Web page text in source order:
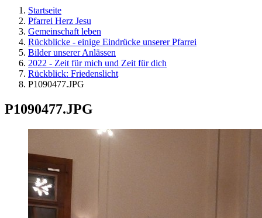
Startseite
Pfarrei Herz Jesu
Gemeinschaft leben
Rückblicke - einige Eindrücke unserer Pfarrei
Bilder unserer Anlässen
2022 - Zeit für mich und Zeit für dich
Rückblick: Friedenslicht
P1090477.JPG
P1090477.JPG